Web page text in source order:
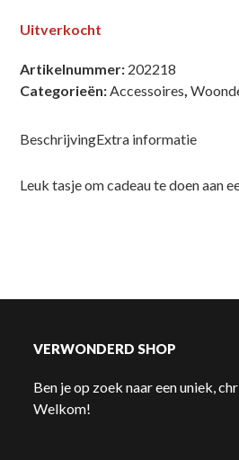
Uitverkocht
Artikelnummer: 202218
Categorieën:Accessoires,
BeschrijvingExtra informatie
Leuk tasje om cadeau te doen aan
VERWONDERD SHOP
Ben je op zoek naar een uniek,
Welkom!